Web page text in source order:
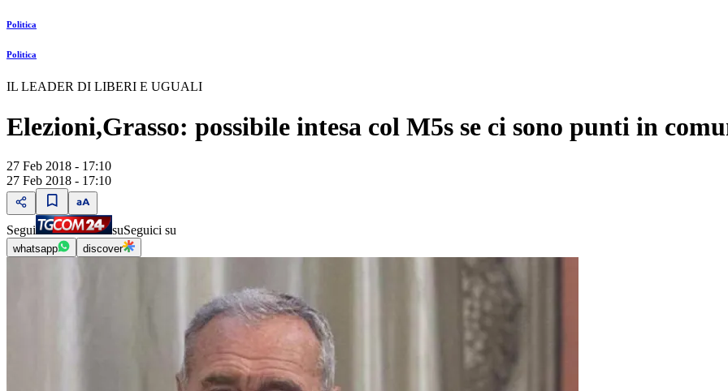
Politica
Politica
IL LEADER DI LIBERI E UGUALI
Elezioni,Grasso: possibile intesa col M5s se ci sono punti in
27 Feb 2018 - 17:10
27 Feb 2018 - 17:10
Segui suSeguici su
whatsapp discover